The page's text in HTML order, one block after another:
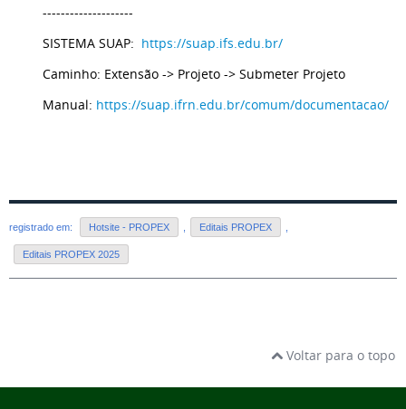
--------------------
SISTEMA SUAP: https://suap.ifs.edu.br/
Caminho: Extensão -> Projeto -> Submeter Projeto
Manual: https://suap.ifrn.edu.br/comum/documentacao/
registrado em: Hotsite - PROPEX Editais PROPEX
Editais PROPEX 2025
Voltar para o topo